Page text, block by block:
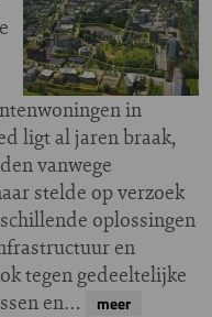
in
ligt al jaren braak,
vanwege
stelde op verzoek
oplossingen
en
tegen gedeeltelijke
en…
meer